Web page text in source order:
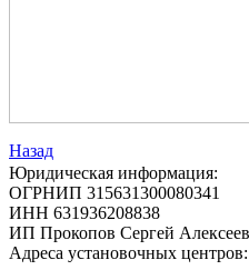
Назад
Юридическая информация:
ОГРНИП 315631300080341
ИНН 631936208838
ИП Прокопов Сергей
Адреса установочных центров: